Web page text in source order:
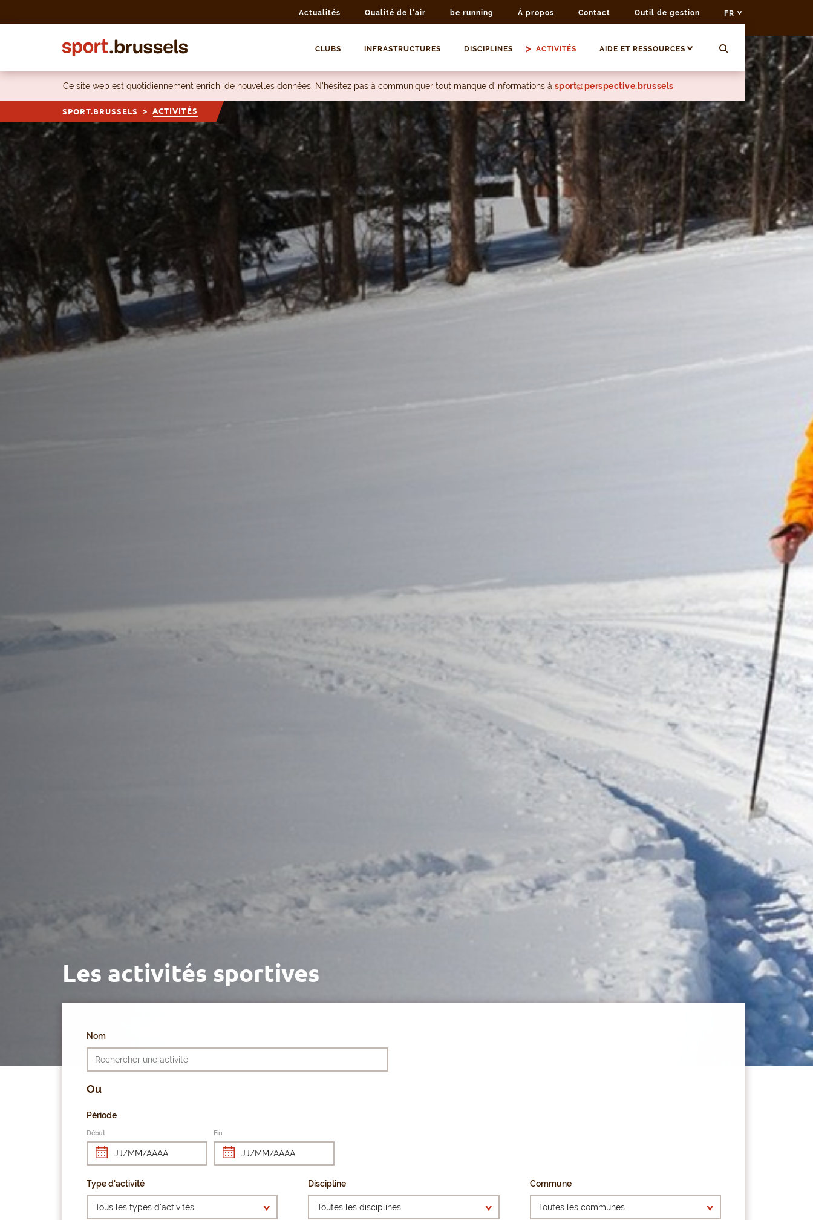
Actualités Qualité de l'air be running À propos Contact Outil de gestion FR
CLUBS INFRASTRUCTURES DISCIPLINES ACTIVITÉS AIDE ET RESSOURCES
Ce site web est quotidiennement enrichi de nouvelles données. N’hésitez pas à communiquer tout manque d’informations à sport@perspective.brussels
SPORT.BRUSSELS ACTIVITÉS
Les activités sportives
Nom
Ou
Période
Début Fin
Type d'activité Discipline Commune